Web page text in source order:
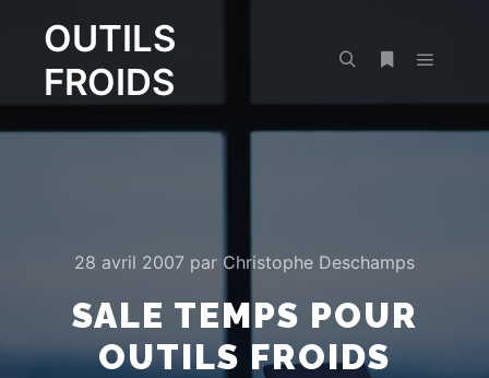
OUTILS
FROIDS
28 avril 2007 par Christophe Deschamps
SALE TEMPS POUR
OUTILS FROIDS